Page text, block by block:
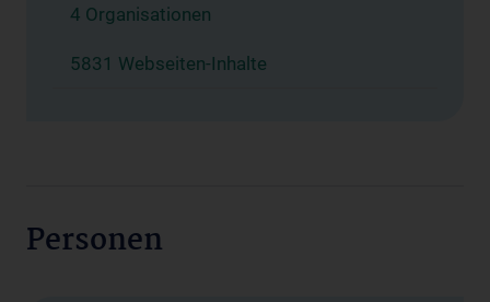
4 Organisationen
5831 Webseiten-Inhalte
Personen